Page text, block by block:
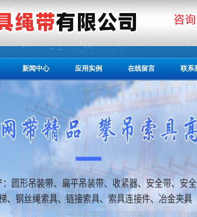
新闻中心 应用实例 在线留言 联系